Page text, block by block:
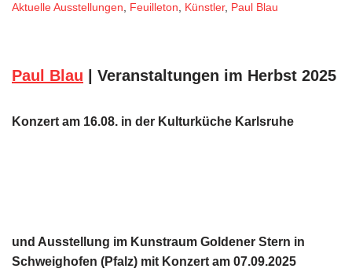
Aktuelle Ausstellungen, Feuilleton, Künstler, Paul Blau
Paul Blau | Veranstaltungen im Herbst 2025
Konzert am 16.08. in der Kulturküche Karlsruhe
und Ausstellung im Kunstraum Goldener Stern in
Schweighofen (Pfalz) mit Konzert am 07.09.2025